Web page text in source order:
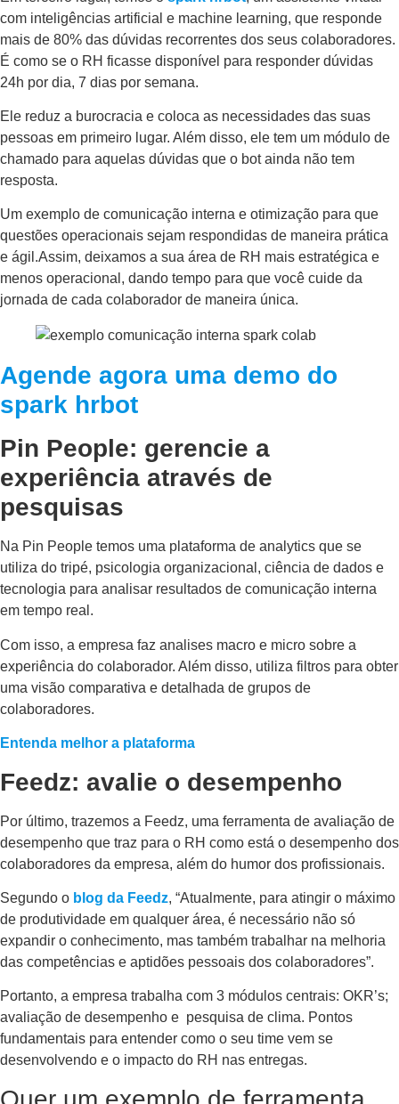
com inteligências artificial e machine learning, que responde
mais de 80% das dúvidas recorrentes dos seus colaboradores.
É como se o RH ficasse disponível para responder dúvidas
24h por dia, 7 dias por semana.
Ele reduz a burocracia e coloca as necessidades das suas
pessoas em primeiro lugar. Além disso, ele tem um módulo de
chamado para aquelas dúvidas que o bot ainda não tem
resposta.
Um exemplo de comunicação interna e otimização para que
questões operacionais sejam respondidas de maneira prática
e ágil.Assim, deixamos a sua área de RH mais estratégica e
menos operacional, dando tempo para que você cuide da
jornada de cada colaborador de maneira única.
Agende agora uma demo do
spark hrbot
Pin People: gerencie a
experiência através de
pesquisas
Na Pin People temos uma plataforma de analytics que se
utiliza do tripé, psicologia organizacional, ciência de dados e
tecnologia para analisar resultados de comunicação interna
em tempo real.
Com isso, a empresa faz analises macro e micro sobre a
experiência do colaborador. Além disso, utiliza filtros para obter
uma visão comparativa e detalhada de grupos de
colaboradores.
Entenda melhor a plataforma
Feedz: avalie o desempenho
Por último, trazemos a Feedz, uma ferramenta de avaliação de
desempenho que traz para o RH como está o desempenho dos
colaboradores da empresa, além do humor dos profissionais.
Segundo o blog da Feedz, “Atualmente, para atingir o máximo
de produtividade em qualquer área, é necessário não só
expandir o conhecimento, mas também trabalhar na melhoria
das competências e aptidões pessoais dos colaboradores”.
Portanto, a empresa trabalha com 3 módulos centrais: OKR’s;
avaliação de desempenho e pesquisa de clima. Pontos
fundamentais para entender como o seu time vem se
desenvolvendo e o impacto do RH nas entregas.